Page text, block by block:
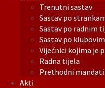
Trenutni sastav
Sastav po
Sastav po radnim
Sastav po
Vijećnici kojima je
Radna tijela
Prethodni mandati
Akti